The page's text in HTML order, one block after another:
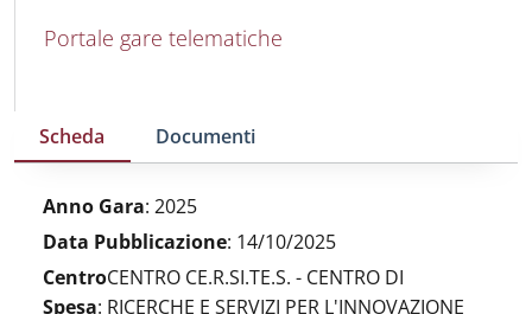
Portale gare telematiche
Scheda Documenti
Anno Gara: 2025
Data Pubblicazione: 14/10/2025
Centro
Spesa:
CENTRO CE.R.SI.TE.S. - CENTRO DI
RICERCHE E SERVIZI PER L'INNOVAZIONE